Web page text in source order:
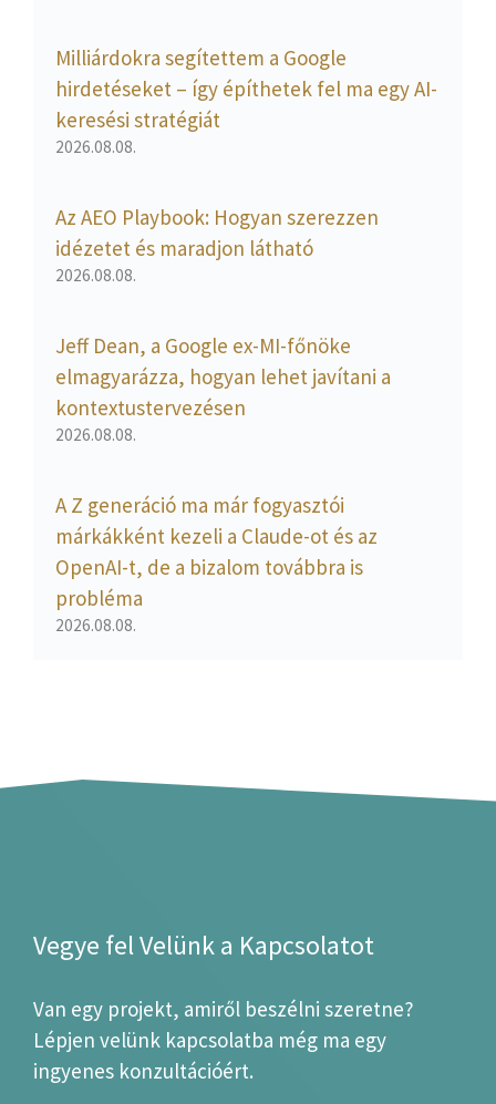
Milliárdokra segítettem a Google
hirdetéseket – így építhetek fel ma egy AI-
keresési stratégiát
2026.08.08.
Az AEO Playbook: Hogyan szerezzen
idézetet és maradjon látható
2026.08.08.
Jeff Dean, a Google ex-MI-főnöke
elmagyarázza, hogyan lehet javítani a
kontextustervezésen
2026.08.08.
A Z generáció ma már fogyasztói
márkákként kezeli a Claude-ot és az
OpenAI-t, de a bizalom továbbra is
probléma
2026.08.08.
Vegye fel Velünk a Kapcsolatot
Van egy projekt, amiről beszélni szeretne?
Lépjen velünk kapcsolatba még ma egy
ingyenes konzultációért.